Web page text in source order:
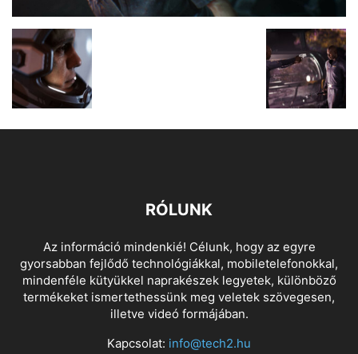
RÓLUNK
Az információ mindenkié! Célunk, hogy az egyre
gyorsabban fejlődő technológiákkal, mobiletelefonokkal,
mindenféle kütyükkel naprakészek legyetek, különböző
termékeket ismertethessünk meg veletek szövegesen,
illetve videó formájában.
Kapcsolat: info@tech2.hu